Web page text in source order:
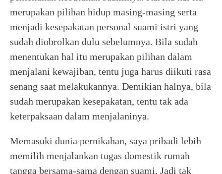
merupakan pilihan hidup masing-masing serta
menjadi kesepakatan personal suami istri yang
sudah diobrolkan dulu sebelumnya. Bila sudah
menentukan hal itu merupakan pilihan dalam
menjalani kewajiban, tentu juga harus diikuti rasa
senang saat melakukannya. Demikian halnya, bila
sudah merupakan kesepakatan, tentu tak ada
keterpaksaan dalam menjalaninya.
Memasuki dunia pernikahan, saya pribadi lebih
memilih menjalankan tugas domestik rumah
tangga bersama-sama dengan suami. Jadi tak